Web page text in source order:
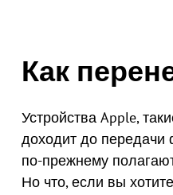
Как
Устройства Apple,
доходит до передачи
по-прежнему
Но что, если вы